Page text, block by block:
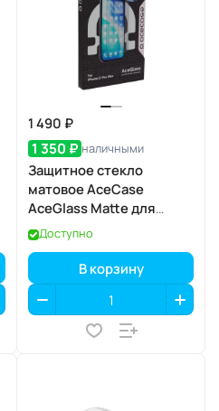
1 490 ₽
1 350 ₽ наличными
Защитное стекло
матовое AceCase
AceGlass Matte для
Apple iPhone 17 Pro Max
Доступно
В корзину